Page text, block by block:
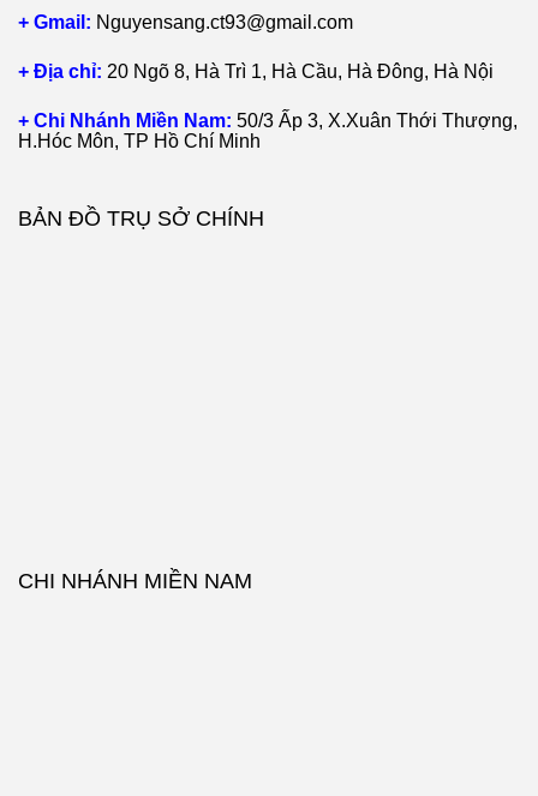
+ Gmail: Nguyensang.ct93@gmail.com
+ Địa chỉ: 20 Ngõ 8, Hà Trì 1, Hà Cầu, Hà Đông, Hà Nội
+ Chi Nhánh Miền Nam: 50/3 Ấp 3, X.Xuân Thới Thượng,
H.Hóc Môn, TP Hồ Chí Minh
BẢN ĐỒ TRỤ SỞ CHÍNH
CHI NHÁNH MIỀN NAM